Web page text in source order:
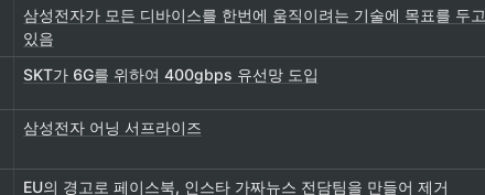
삼성전자가 모든 디바이스를 한번에 움직이려는 기술에 목표를 두고
있음
SKT가 6G를 위하여 400gbps 유선망 도입
삼성전자 어닝 서프라이즈
EU의 경고로 페이스북, 인스타 가짜뉴스 전담팀을 만들어 제거